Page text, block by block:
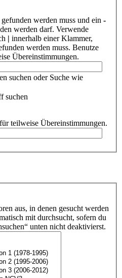
werden muss und ein -
werden darf. Verwende
| innerhalb einer Klammer,
werden muss. Benutze
Übereinstimmungen.
suchen oder Suche wie
suchen
teilweise Übereinstimmungen.
aus, in denen gesucht werden
mit durchsucht, sofern du
unten nicht deaktivierst.